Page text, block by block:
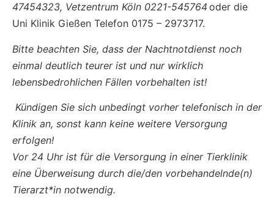
47454323, Vetzentrum Köln 0221-545764 oder die
Uni Klinik Gießen Telefon 0175 – 2973717.
Bitte beachten Sie, dass der Nachtnotdienst noch
einmal deutlich teurer ist und nur wirklich
lebensbedrohlichen Fällen vorbehalten ist!
Kündigen Sie sich unbedingt vorher telefonisch in der
Klinik an, sonst kann keine weitere Versorgung
erfolgen!
Vor 24 Uhr ist für die Versorgung in einer Tierklinik
eine Überweisung durch die/den vorbehandelnde(n)
Tierarzt*in notwendig.